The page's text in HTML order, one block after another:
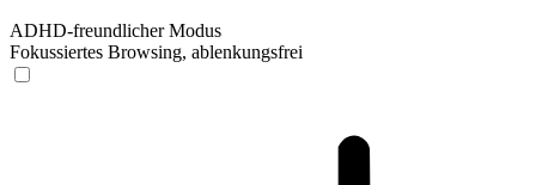
ADHD-freundlicher Modus
Fokussiertes Browsing, ablenkungsfrei